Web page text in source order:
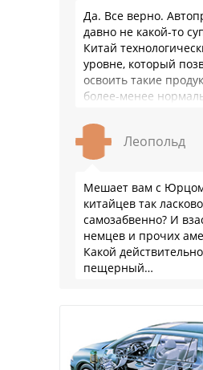
Да. Все верно.
давно не какой-то
Китай
уровне, который
освоить такие
более-менее
Леопольд
Мешает вам с
китайцев так
самозабвенно? И
немцев и прочих
Какой
пещерный…